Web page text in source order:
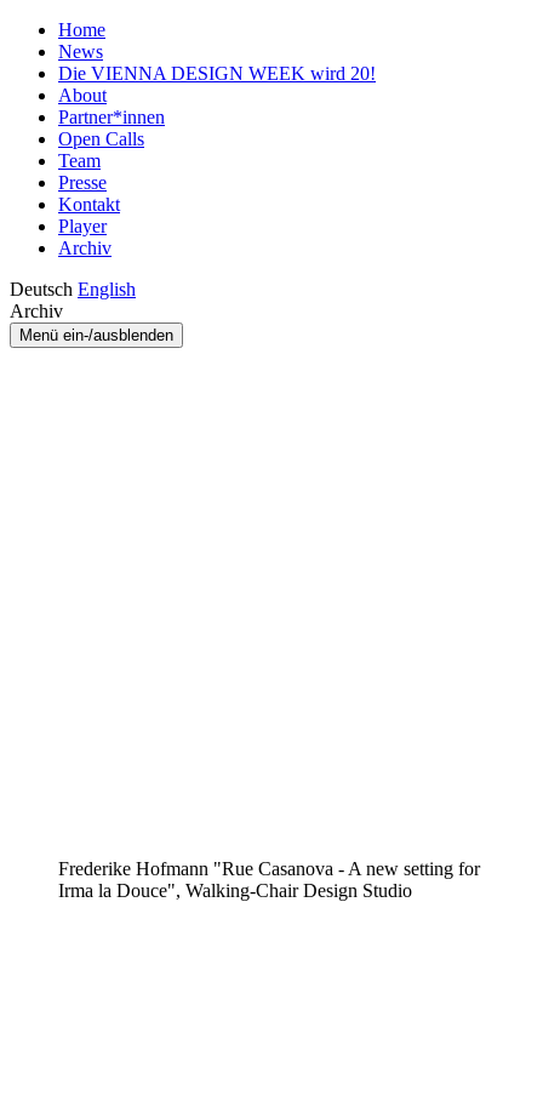
Home
News
Die VIENNA DESIGN WEEK wird 20!
About
Partner*innen
Open Calls
Team
Presse
Kontakt
Player
Archiv
Deutsch English
Archiv
Menü ein-/ausblenden
Frederike Hofmann "Rue Casanova - A new setting for
Irma la Douce", Walking-Chair Design Studio